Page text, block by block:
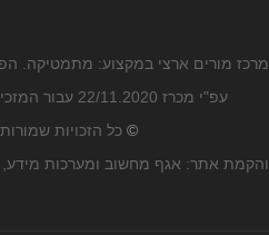
מרכז מורים ארצי במקצוע: מתמטיקה.
עפ"י מכרז 22/11.2020 עבור המזכירות הפדגוגית, משרד החינוך.
© כל הזכויות
אתר: אגף מחשוב ומערכות מידע,